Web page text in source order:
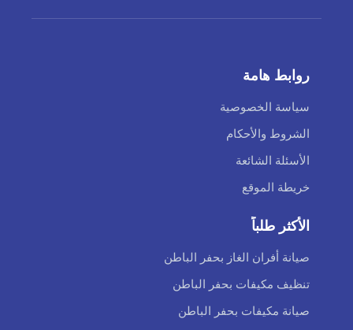
روابط هامة
سياسة الخصوصية
الشروط والأحكام
الأسئلة الشائعة
خريطة الموقع
الأكثر طلباً
صيانة أفران الغاز بحفر الباطن
تنظيف مكيفات بحفر الباطن
صيانة مكيفات بحفر الباطن